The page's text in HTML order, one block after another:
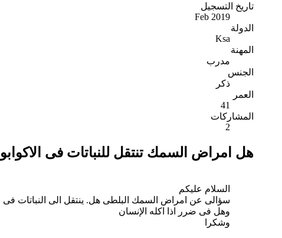
تاريخ التسجيل
Feb 2019
الدولة
Ksa
المهنة
مدرب
الجنس
ذكر
العمر
41
المشاركات
2
هل امراض السمك تنتقل للنباتات فى
السلام عليكم
سؤالى عن امراض السمك البلطى هل. ينتقل الى النباتات فى
وهل فى ضرر اذا اكله الإنسان
وشكرا